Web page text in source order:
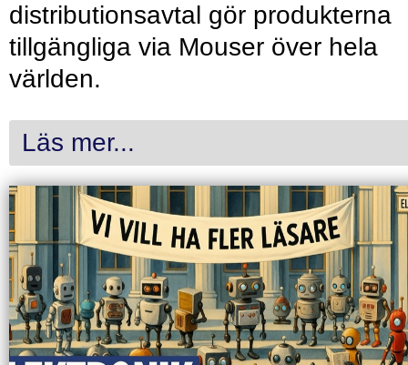
distributionsavtal gör produkterna
tillgängliga via Mouser över hela
världen.
Läs mer...